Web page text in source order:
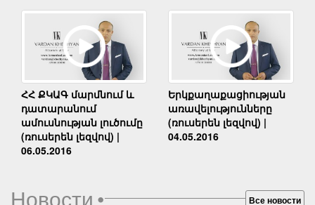
ՀՀ ՔԿԱԳ մարմնում և
դատարանում
ամուսնության լուծումը
(ռուսերեն լեզվով) |
06.05.2016
Երկքաղաքացիության
առավելությունները
(ռուսերեն լեզվով) |
04.05.2016
Новости• Все новости